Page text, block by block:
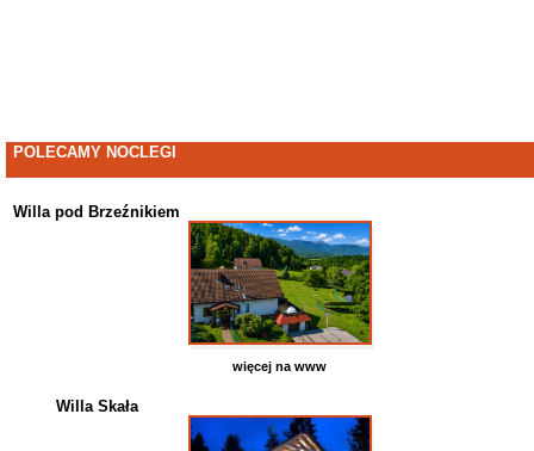
POLECAMY NOCLEGI
Willa pod Brzeźnikiem
więcej na www
Willa Skała